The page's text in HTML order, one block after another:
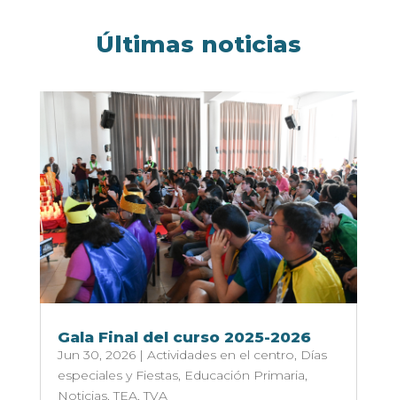
Últimas noticias
Gala Final del curso 2025-2026
Jun 30, 2026| Actividades en el centro, Días
especiales y Fiestas, Educación Primaria,
Noticias,TEA,TVA